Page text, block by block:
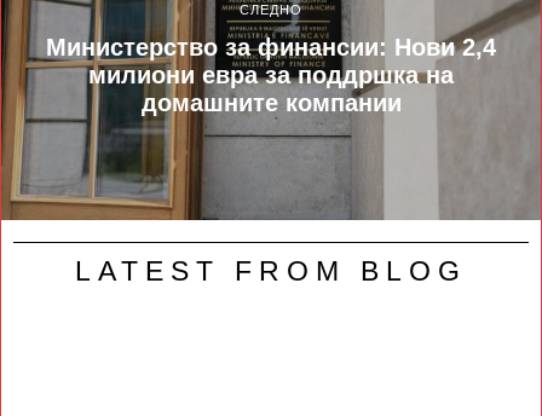
СЛЕДНО
Министерство за финансии: Нови 2,4
милиони евра за поддршка на
домашните компании
LATEST FROM BLOG